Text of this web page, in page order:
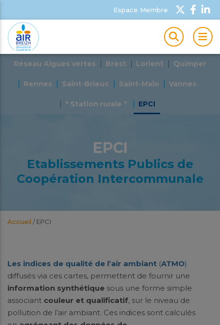
Espace Membre
Réseau Algues vertes Brest Lorient Quimper
Rennes Saint-Brieuc Saint-Malo Vannes
* Station rurale * EPCI
EPCI
Etablissements Publics de
Coopération Intercommunale
Accueil /EPCI
Les indices de qualité de l’air ambiant (ATMO)
diffusés via ces cartes, permettent de fournir une
information synthétique sous une forme simple
associant couleur et qualificatif, sur le niveau de
pollution de l’air ambiant. Ces indices sont calculés